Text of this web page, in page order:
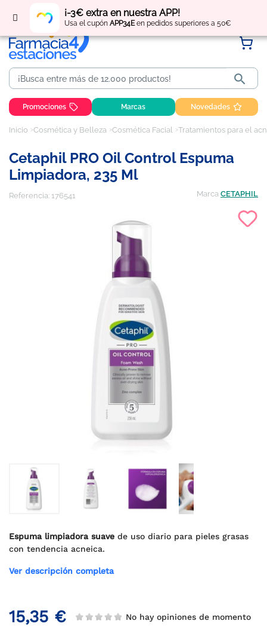
¡-3€ extra en nuestra APP!
Usa el cupón APP34Een pedidos superiores a 50€
Regístratey obtén puntos por tus compras

Promociones Marcas Novedades
Inicio Cosmética y Belleza Cosmética Facial Tratamientos para el
Cetaphil PRO Oil Control Espuma
Limpiadora, 235 Ml
Referencia: 176541 Marca CETAPHIL
Espuma limpiadora suave de uso diario para pieles grasas
con tendencia acneica.
Ver descripción completa
15,35 € No hay opiniones de momento